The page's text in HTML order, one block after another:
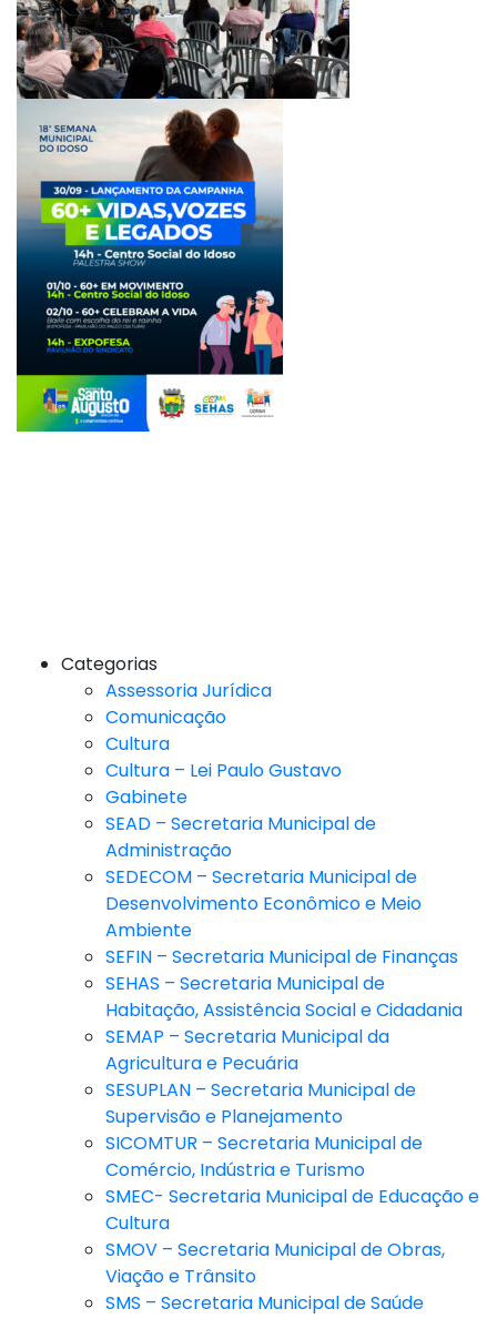
Categorias
Assessoria Jurídica
Comunicação
Cultura
Cultura – Lei Paulo Gustavo
Gabinete
SEAD – Secretaria Municipal de
Administração
SEDECOM – Secretaria Municipal de
Desenvolvimento Econômico e Meio
Ambiente
SEFIN – Secretaria Municipal de Finanças
SEHAS – Secretaria Municipal de
Habitação, Assistência Social e Cidadania
SEMAP – Secretaria Municipal da
Agricultura e Pecuária
SESUPLAN – Secretaria Municipal de
Supervisão e Planejamento
SICOMTUR – Secretaria Municipal de
Comércio, Indústria e Turismo
SMEC- Secretaria Municipal de Educação e
Cultura
SMOV – Secretaria Municipal de Obras,
Viação e Trânsito
SMS – Secretaria Municipal de Saúde